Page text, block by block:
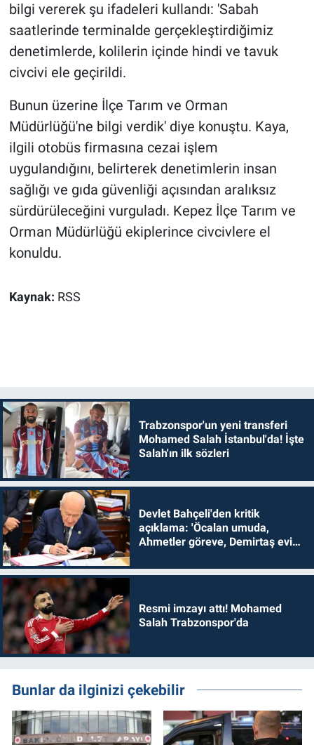
bilgi vererek şu ifadeleri kullandı: 'Sabah
saatlerinde terminalde gerçekleştirdiğimiz
denetimlerde, kolilerin içinde hindi ve tavuk
civcivi ele geçirildi.
Bunun üzerine İlçe Tarım ve Orman
Müdürlüğü'ne bilgi verdik' diye konuştu. Kaya,
ilgili otobüs firmasına cezai işlem
uygulandığını, belirterek denetimlerin insan
sağlığı ve gıda güvenliği açısından aralıksız
sürdürüleceğini vurguladı. Kepez İlçe Tarım ve
Orman Müdürlüğü ekiplerince civcivlere el
konuldu.
Kaynak: RSS
Trabzonspor'un yeni transferi
Mohamed Salah İstanbul'da! İşte
Salah'ın ilk sözleri
Devlet Bahçeli'den kritik
açıklama: 'Öcalan umuda,
Ahmetler göreve, Demirtaş evine
Resmi imzayı attı! Mohamed
Salah Trabzonspor'da
Bunlar da ilginizi çekebilir